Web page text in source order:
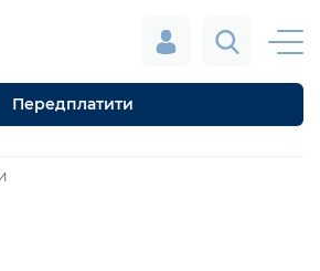
Передплатити